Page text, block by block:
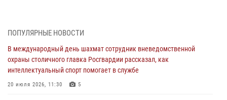
в букмекерской конторе (Видео)
05 августа 2026, 12:39
Делегация МВД Республики Беларусь ознакомилась с передовыми
ПОПУЛЯРНЫЕ НОВОСТИ
В международный день шахмат сотрудник вневедомственной
охраны столичного главка Росгвардии рассказал, как
интеллектуальный спорт помогает в службе
20 июля 2026, 11:30 5